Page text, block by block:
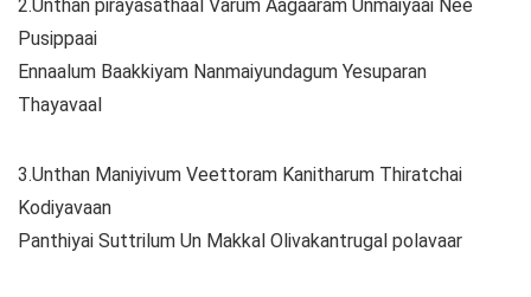
2.Unthan pirayasathaal Varum Aagaaram Unmaiyaai Nee
Pusippaai
Ennaalum Baakkiyam Nanmaiyundagum Yesuparan
Thayavaal
3.Unthan Maniyivum Veettoram Kanitharum Thiratchai
Kodiyavaan
Panthiyai Suttrilum Un Makkal Olivakantrugal polavaar